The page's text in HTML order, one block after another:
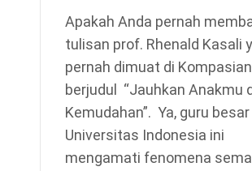
Apakah Anda pernah
tulisan prof. Rhenald Kasali
pernah dimuat di
berjudul “Jauhkan Anakmu
Kemudahan”. Ya, guru besar
Universitas Indonesia ini
mengamati fenomena